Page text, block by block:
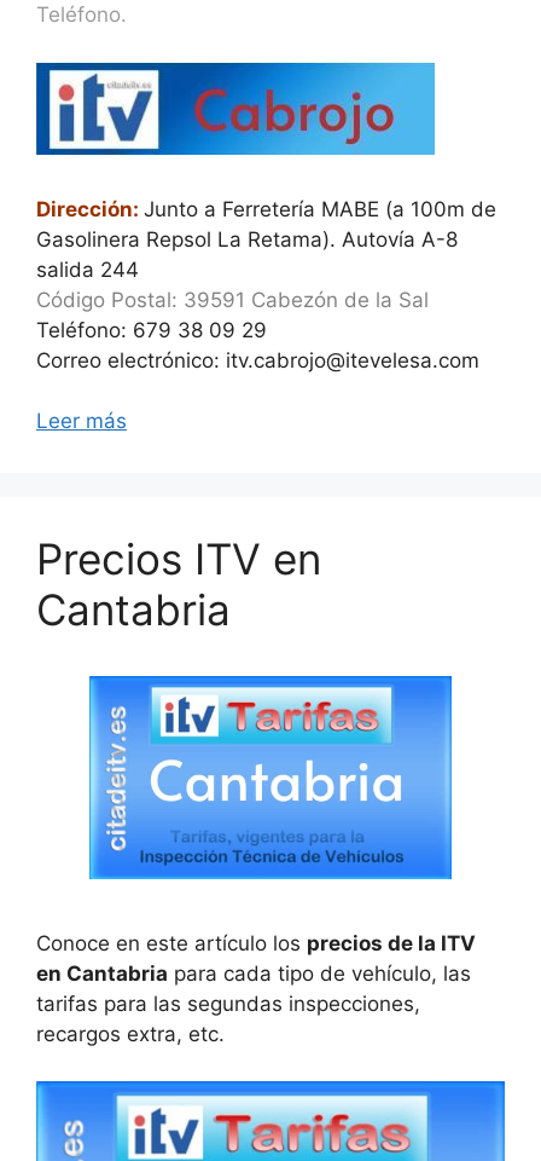
Teléfono.
Dirección: Junto a Ferretería MABE (a 100m de
Gasolinera Repsol La Retama). Autovía A-8
salida 244
Código Postal: 39591 Cabezón de la Sal
Teléfono: 679 38 09 29
Correo electrónico: itv.cabrojo@itevelesa.com
Leer más
Precios ITV en
Cantabria
Conoce en este artículo los precios de la ITV
en Cantabria para cada tipo de vehículo, las
tarifas para las segundas inspecciones,
recargos extra, etc.